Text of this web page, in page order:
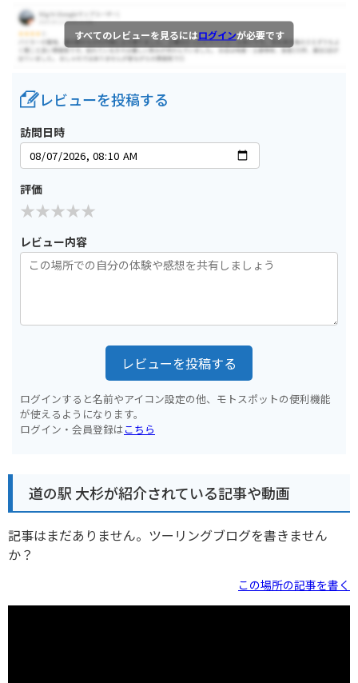
すべてのレビューを見るにはログインが必要です
レビューを投稿する
訪問日時
評価
レビュー内容
レビューを投稿する
ログインすると名前やアイコン設定の他、モトスポットの便利機能
が使えるようになります。
ログイン・会員登録はこちら
道の駅 大杉が紹介されている記事や動画
記事はまだありません。ツーリングブログを書きません
か？
この場所の記事を書く